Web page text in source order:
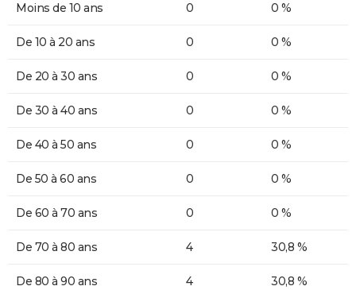
Moins de 10 ans 0 0 %
De 10 à 20 ans 0 0 %
De 20 à 30 ans 0 0 %
De 30 à 40 ans 0 0 %
De 40 à 50 ans 0 0 %
De 50 à 60 ans 0 0 %
De 60 à 70 ans 0 0 %
De 70 à 80 ans 4 30,8 %
De 80 à 90 ans 4 30,8 %